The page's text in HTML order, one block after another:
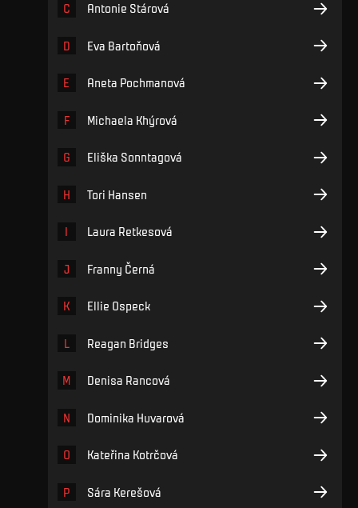
C Antonie Stárová
D Eva Bartoňová
E Aneta Pochmanová
F Michaela Khýrová
G Eliška Sonntagová
H Tori Hansen
I Laura Retkesová
J Franny Černá
K Ellie Ospeck
L Reagan Bridges
M Denisa Rancová
N Dominika Huvarová
O Kateřina Kotrčová
P Sára Kerešová